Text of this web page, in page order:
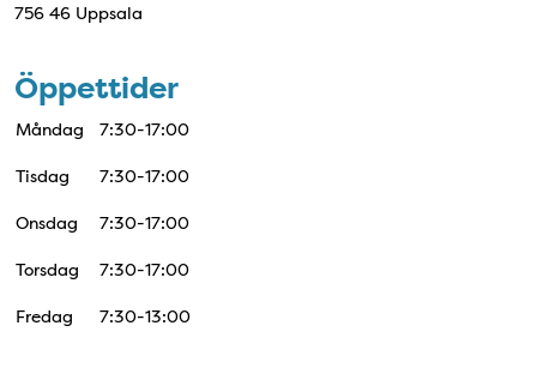
756 46 Uppsala
Öppettider
Måndag 7:30-17:00
Tisdag 7:30-17:00
Onsdag 7:30-17:00
Torsdag 7:30-17:00
Fredag 7:30-13:00